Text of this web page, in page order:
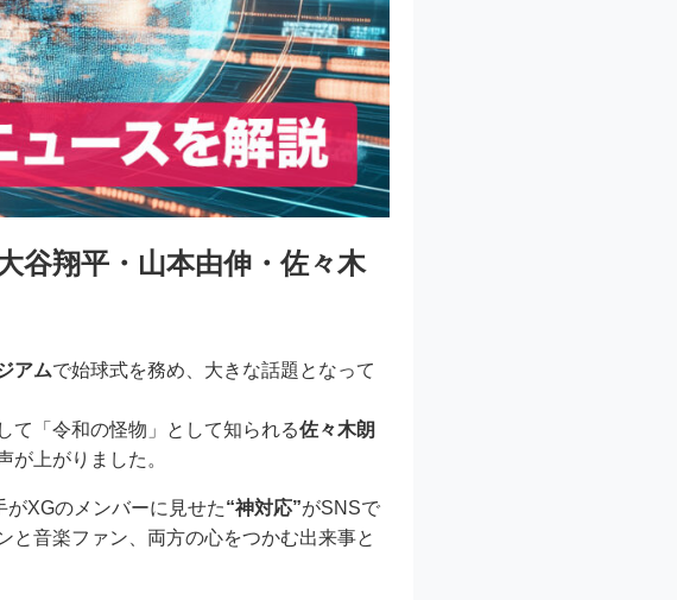
翔平・山本由伸・佐々木
アムで始球式を務め、大きな話題となって
して「令和の怪物」として知られる佐々木朗
が上がりました。
XGのメンバーに見せた“神対応”がSNSで
と音楽ファン、両方の心をつかむ出来事と